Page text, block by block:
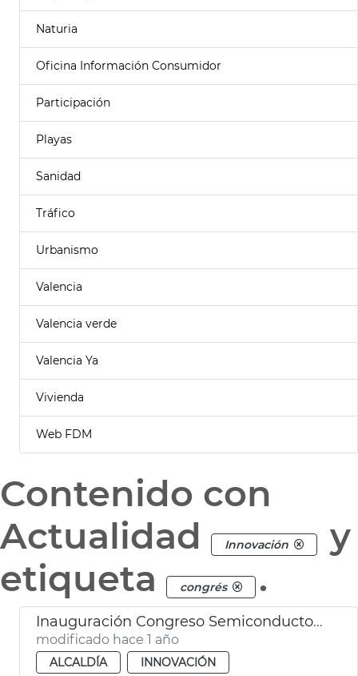
Naturia
Oficina Información Consumidor
Participación
Playas
Sanidad
Tráfico
Urbanismo
Valencia
Valencia verde
Valencia Ya
Vivienda
Web FDM
Contenido con
Actualidad
Innovación
y
etiqueta
congrés .
Inauguración Congreso Semiconductores CHIPNATION
modificado hace 1 año
ALCALDÍA
INNOVACIÓN